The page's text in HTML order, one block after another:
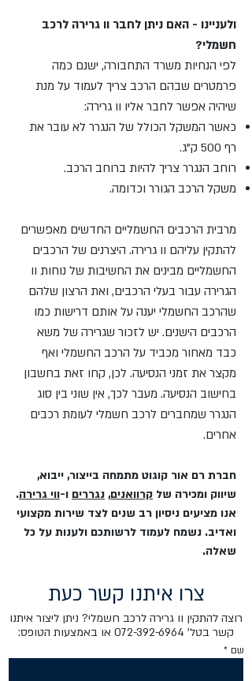
ולעניינו - האם ניתן לחבר וו גרירה לרכב
חשמלי?
לפי הנחיות משרד התחבורה, ישנם כמה
פרמטרים שבהם הרכב צריך לעמוד על מנת
שיהיה אפשר לחבר אליו וו גרירה:
כאשר המשקל הכולל של הנגרר לא עובר את
רף 500 ק"ג.
רוחב הנגרר צריך להיות ברוחב הרכב.
משקל הרכב הגורר וכדומה.
מרבית הרכבים החשמליים החדשים מאפשרים
להתקין עליהם וו גרירה. היצרנים של הרכבים
החשמליים מבינים את החשיבות של נוחות וו
הגרירה עבור בעלי הרכבים, ואת הרצון שלהם
שהרכב החשמלי יענה על אותם דרישות כמו
הרכבים הישנים. יש לזכור שגרירה של משא
כבד מאחור מכביד על הרכב החשמלי ואף
מקצר את זמני הנסיעה. לכן, קחו זאת בחשבון
בחישוב הנסיעה. מעבר לכך, אין שוני בין סוג
הנגרר שמחברים לרכב חשמלי לעומת רכבים
אחרים.
חברת רם אור קוגוט מתמחה בייצור, ייבוא,
שיווק ומכירה של קרוואנים, נגררים ו-ווי גרירה.
אנו מציעים ניסיון רב שנים לצד שירות מקצועי
ואדיב. נשמח לעמוד לרשותכם ולענות על כל
שאלה.
צרו איתנו קשר כעת
רוצה להתקין וו גרירה לרכב חשמלי? ניתן ליצור איתנו
קשר בטל' 072-392-6964 או באמצעות הטופס:
שם